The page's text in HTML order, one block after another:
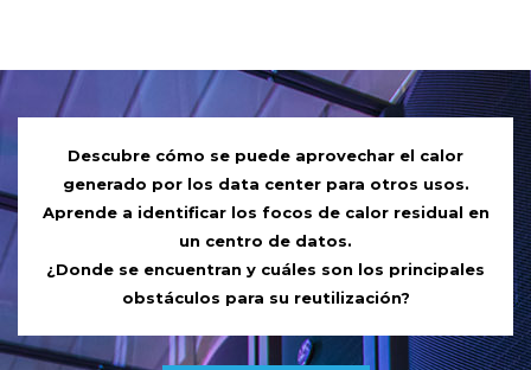
Descubre cómo se puede aprovechar el calor
generado por los data center para otros usos.
Aprende a identificar los focos de calor residual en
un centro de datos.
¿Donde se encuentran y cuáles son los principales
obstáculos para su reutilización?